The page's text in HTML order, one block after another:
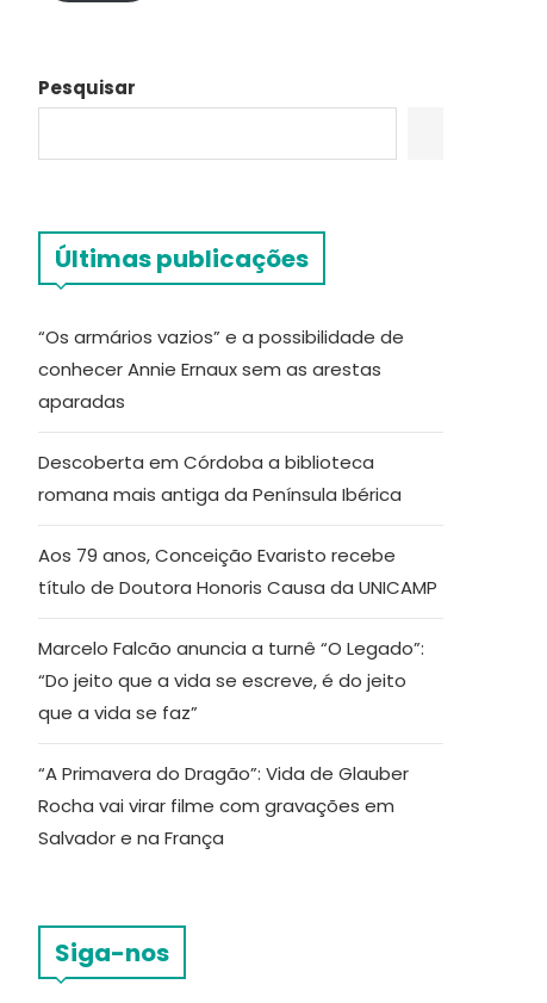
Pesquisar
Últimas publicações
“Os armários vazios” e a possibilidade de
conhecer Annie Ernaux sem as arestas
aparadas
Descoberta em Córdoba a biblioteca
romana mais antiga da Península Ibérica
Aos 79 anos, Conceição Evaristo recebe
título de Doutora Honoris Causa da UNICAMP
Marcelo Falcão anuncia a turnê “O Legado”:
“Do jeito que a vida se escreve, é do jeito
que a vida se faz”
“A Primavera do Dragão”: Vida de Glauber
Rocha vai virar filme com gravações em
Salvador e na França
Siga-nos